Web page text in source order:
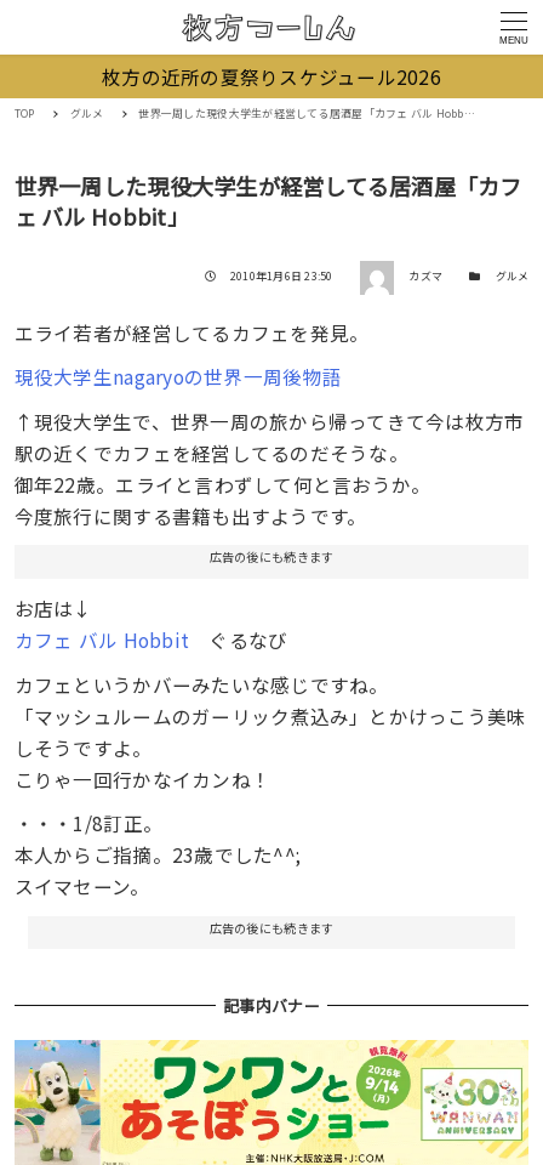
MENU
枚方の近所の夏祭りスケジュール2026
TOP グルメ 世界一周した現役大学生が経営してる居酒屋「カフェ バル Hobbit」
世界一周した現役大学生が経営してる居酒屋「カフ
ェ バル Hobbit」
投稿日
2010年1月6日 23:50 著者 カズマ カテゴリー
グルメ
エライ若者が経営してるカフェを発見。
現役大学生nagaryoの世界一周後物語
↑現役大学生で、世界一周の旅から帰ってきて今は枚方市
駅の近くでカフェを経営してるのだそうな。
御年22歳。エライと言わずして何と言おうか。
今度旅行に関する書籍も出すようです。
広告の後にも続きます
お店は↓
カフェ バル Hobbit ぐるなび
カフェというかバーみたいな感じですね。
「マッシュルームのガーリック煮込み」とかけっこう美味
しそうですよ。
こりゃ一回行かなイカンね！
・・・1/8訂正。
本人からご指摘。23歳でした^^;
スイマセーン。
広告の後にも続きます
記事内バナー